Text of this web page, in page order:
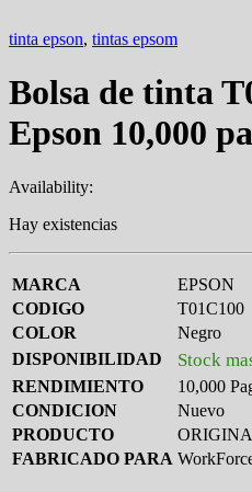
tinta epson, tintas epsom
Bolsa de tinta
Epson 10,000
Availability:
Hay existencias
MARCA
EPSON
CODIGO
T01C100
COLOR
Negro
DISPONIBILIDAD
Stock
RENDIMIENTO
10,000
CONDICION
Nuevo
PRODUCTO
FABRICADO PARA